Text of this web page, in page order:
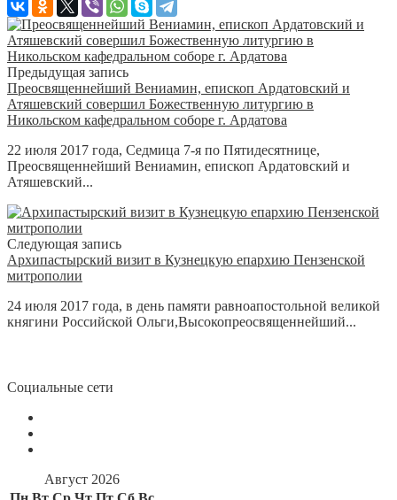
Предыдущая запись
Преосвященнейший Вениамин, епископ Ардатовский и
Атяшевский совершил Божественную литургию в
Никольском кафедральном соборе г. Ардатова
22 июля 2017 года, Седмица 7-я по Пятидесятнице,
Преосвященнейший Вениамин, епископ Ардатовский и
Атяшевский...
Следующая запись
Архипастырский визит в Кузнецкую епархию Пензенской
митрополии
24 июля 2017 года, в день памяти равноапостольной великой
княгини Российской Ольги,Высокопреосвященнейший...
Социальные сети
Август 2026